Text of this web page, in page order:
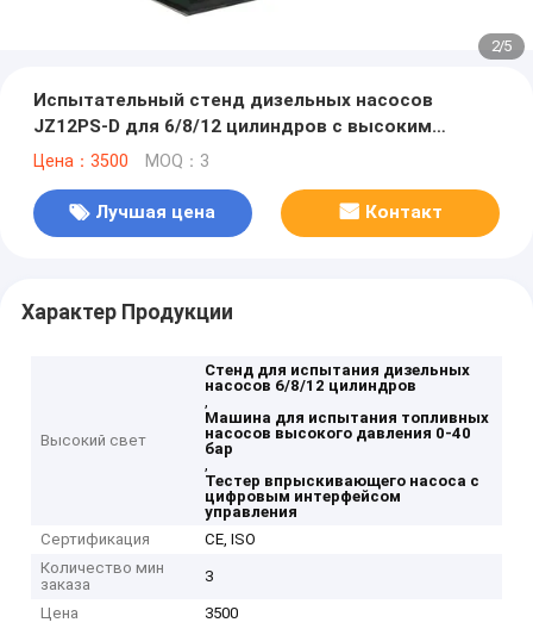
2/5
Испытательный стенд дизельных насосов
JZ12PS-D для 6/8/12 цилиндров с высоким
давлением 0-40 бар и цифровым интерфейсом
Цена：3500 MOQ：3
Лучшая цена Контакт
Характер Продукции
Высокий свет
Стенд для испытания дизельных
насосов 6/8/12 цилиндров
,
Машина для испытания топливных
насосов высокого давления 0-40
бар
,
Тестер впрыскивающего насоса с
цифровым интерфейсом
управления
Сертификация
CE, ISO
Количество мин
заказа
3
Цена 3500